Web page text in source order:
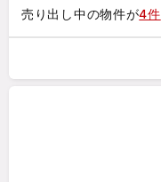
売り出し中の物件が4件